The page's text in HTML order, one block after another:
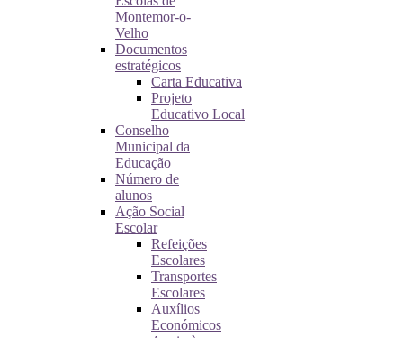
Montemor-o-
Velho
Documentos
estratégicos
Carta Educativa
Projeto
Educativo Local
Conselho
Municipal da
Educação
Número de
alunos
Ação Social
Escolar
Refeições
Escolares
Transportes
Escolares
Auxílios
Económicos